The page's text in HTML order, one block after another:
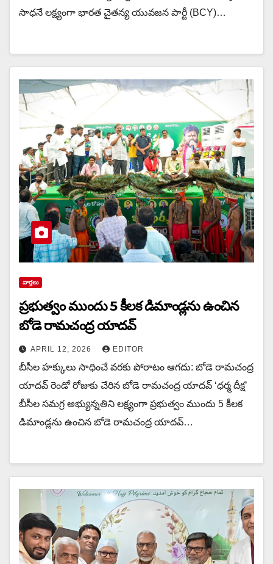
సాధనే లక్ష్యంగా భారత చైతన్య యువజన పార్టీ (BCY)…
వార్త‌లు
ప్రభుత్వం ముందు 5 కీలక డిమాండ్లను ఉంచిన‌
బోడె రామచంద్ర యాదవ్
APRIL 12, 2026 EDITOR
బీసీల హక్కులు సాధించే వరకు పోరాటం ఆగదు: బోడె రామచంద్ర
యాదవ్ రెండో రోజుకు చేరిన బోడె రామచంద్ర యాదవ్ ‘ధర్మ దీక్ష’
బీసీల సమగ్ర అభ్యున్నతిని లక్ష్యంగా ప్రభుత్వం ముందు 5 కీలక
డిమాండ్లను ఉంచిన‌ బోడె రామచంద్ర యాదవ్…